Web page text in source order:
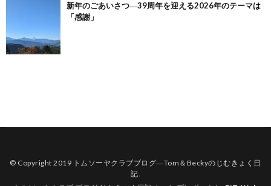
新年のごあいさつ―39周年を迎える2026年のテーマは
「感謝」
© Copyright 2019 トムソーヤクラブブログ―Tom＆Beckyのじむきょく日
記.